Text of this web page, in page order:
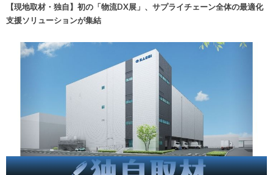
【現地取材・独自】初の「物流DX展」、サプライチェーン全体の最適化
支援ソリューションが集結